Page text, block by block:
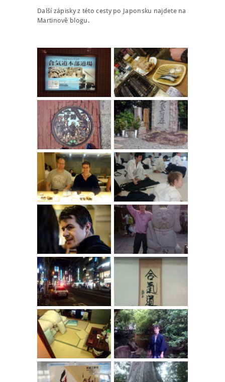
SEMINÁŘE
PRO FIRMY
NÁŠ BLOG
Další zápisky z této cesty po Japonsku najdete na
Martinově blogu.